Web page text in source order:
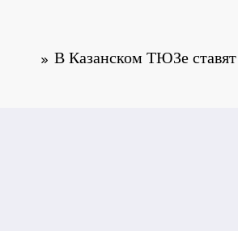
В Казанском ТЮЗе